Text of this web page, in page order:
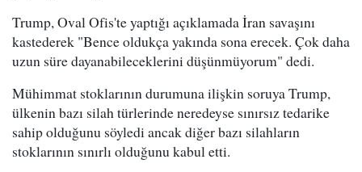
Trump, Oval Ofis'te yaptığı açıklamada İran savaşını
kastederek "Bence oldukça yakında sona erecek. Çok daha
uzun süre dayanabileceklerini düşünmüyorum" dedi.
Mühimmat stoklarının durumuna ilişkin soruya Trump,
ülkenin bazı silah türlerinde neredeyse sınırsız tedarike
sahip olduğunu söyledi ancak diğer bazı silahların
stoklarının sınırlı olduğunu kabul etti.